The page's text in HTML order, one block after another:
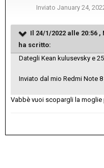
Inviato January 24,
Il 24/1/2022 alle 20:56 ,
ha scritto:
Dategli Kean kulusevsky e
Inviato dal mio Redmi Note
Vabbè vuoi scopargli la moglie